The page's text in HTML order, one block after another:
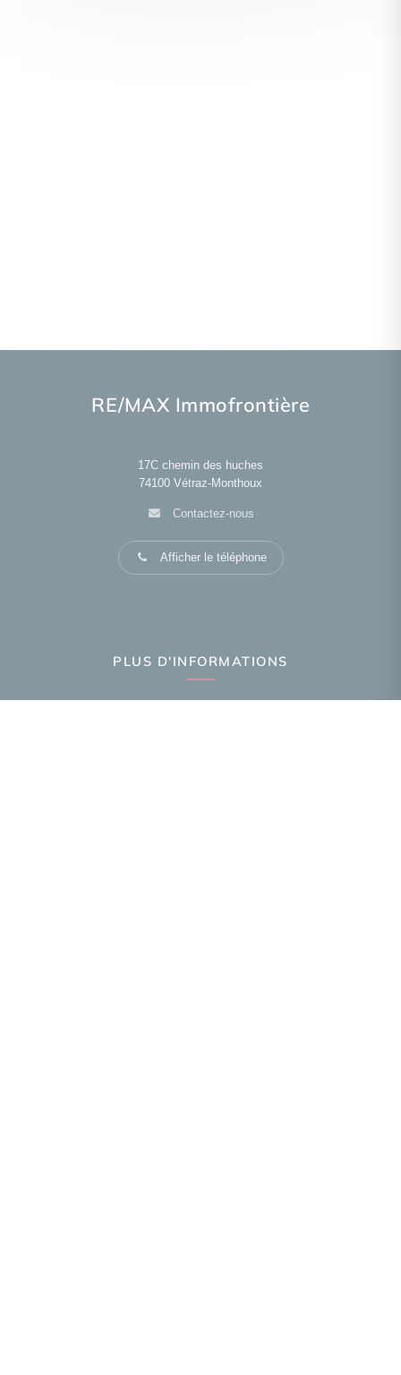
RE/MAX Immofrontière
17C chemin des huches
74100 Vétraz-Monthoux
Contactez-nous
Afficher le téléphone
PLUS D'INFORMATIONS